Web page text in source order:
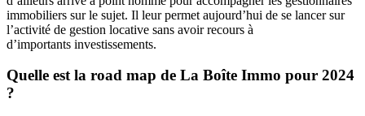
immobiliers sur le sujet. Il leur permet aujourd’hui de se lancer sur
l’activité de gestion locative sans avoir recours à
d’importants investissements.
Quelle est la road map de La Boîte Immo pour 2024
?